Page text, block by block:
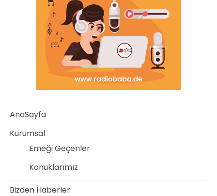
AnaSayfa
Kurumsal
Emeği Geçenler
Konuklarımız
Bizden Haberler